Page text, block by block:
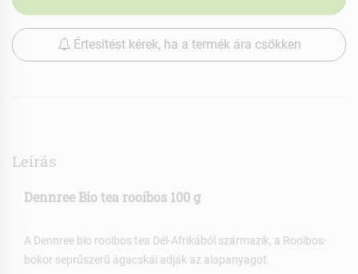
Értesítést kérek, ha a termék ára csökken
Leírás
Dennree Bio tea rooibos 100 g
A Dennree bio rooibos tea Dél-Afrikából származik, a Rooibos-
bokor seprűszerű ágacskái adják az alapanyagot.